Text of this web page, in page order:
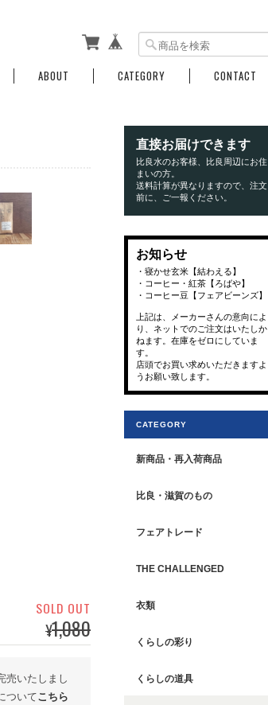
ABOUT CATEGORY CONTACT
SOLD OUT
¥1,080
売いたしまし
ついてこちら
直接お届けできます
比良水のお客様、比良周辺にお住
まいの方。
送料計算が異なりますので、注文
前に、ご一報ください。
お知らせ
・寝かせ玄米【結わえる】
・コーヒー・紅茶【ろばや】
・コーヒー豆【フェアビーンズ】
上記は、メーカーさんの意向によ
り、ネットでのご注文はいたしか
ねます。在庫をゼロにしていま
す。
店頭でお買い求めいただきますよ
うお願い致します。
CATEGORY
新商品・再入荷商品
比良・滋賀のもの
フェアトレード
THE CHALLENGED
衣類
くらしの彩り
くらしの道具